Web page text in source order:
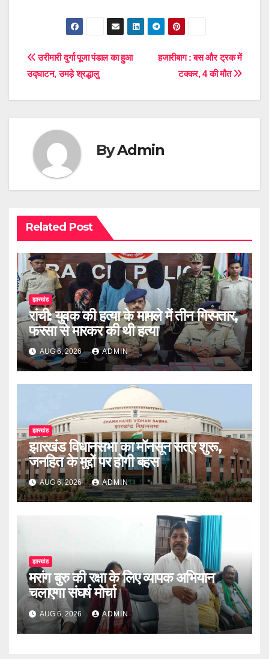
Post
navigation
हजारीबाग : बस और ट्रक में
टक्कर, 4 की मौत
उरीमारी दुर्गा पूजा पंडाल का हुआ
उद्घाटन, उमड़े श्रद्धालु
ByAdmin
Related Post
झारखंड
रांची: युवक की हत्या के मामले में तीन गिरफ्तार,
फरसा से मारकर की थी हत्या
AUG 6, 2026 ADMIN
झारखंड
झारखंड विधानसभा का मॉनसून सत्र शुरू,
जनहित के मुद्दों पर होगी बहस
AUG 6, 2026 ADMIN
झारखंड
मरांग बुरु की रक्षा के लिए व्यापक अभियान
चलाएगा संघर्ष मोर्चा
AUG 6, 2026 ADMIN